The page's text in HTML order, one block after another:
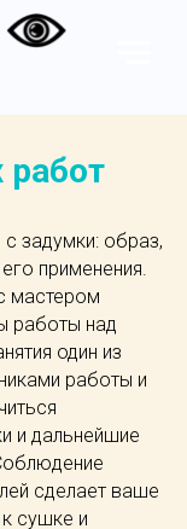
работ
с задумки: образ,
применения.
мастером
работы над
один из
работы и
и дальнейшие
сделает ваше
сушке и